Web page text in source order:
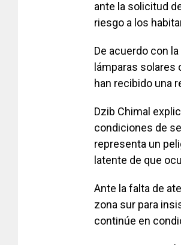
ante la solicitud
riesgo a los
De acuerdo con
lámparas
han recibido una
Dzib Chimal
condiciones de
representa un
latente de que
Ante la falta de
zona sur para
continúe en